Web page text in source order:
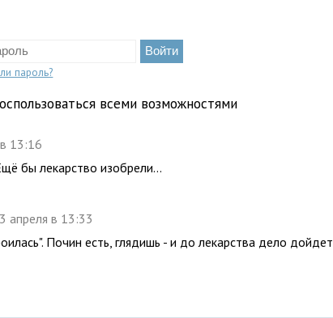
пароль?
всеми возможностями
13:16
бы лекарство изобрели...
апреля в 13:33
Почин есть, глядишь - и до лекарства дело дойдет